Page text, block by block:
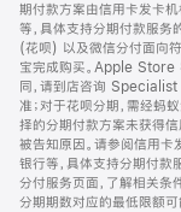
期付款方案由信用卡发卡
等，具体支持分期付款服
(花呗) 以及微信分付面向
宝完成购买。Apple
同，请到店咨询 Specialist
准；对于花呗分期，需经蚂
择的分期付款方案未获得
被告知原因。请参阅信用卡
银行等，具体支持分期付
分付服务页面，了解相关条
分期期数对应的最低限额可